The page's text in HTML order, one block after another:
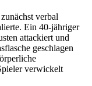
verbal
Ein 40-jähriger
attackiert und
geschlagen
verwickelt